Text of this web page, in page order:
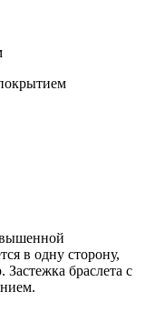
в одну сторону,
браслета с